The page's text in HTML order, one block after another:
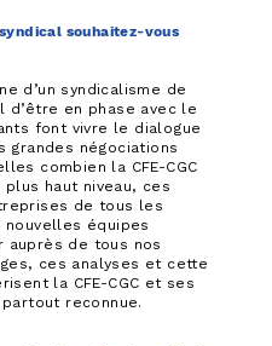
souhaitez-vous
d’un syndicalisme de
en phase avec le
font vivre le dialogue
grandes négociations
combien la CFE-CGC
haut niveau, ces
de tous les
nouvelles équipes
auprès de tous nos
ces analyses et cette
la CFE-CGC et ses
reconnue.